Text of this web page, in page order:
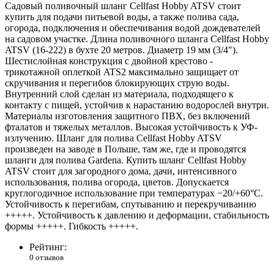
Садовый поливочный шланг Cellfast Hobby ATSV стоит
купить для подачи питьевой воды, а также полива сада,
огорода, подключения и обеспечивания водой дождевателей
на садовом участке. Длина поливочного шланга Cellfast Hobby
ATSV (16-222) в бухте 20 метров. Диаметр 19 мм (3/4").
Шестислойная конструкция с двойной крестово -
трикотажной оплеткой ATS2 максимально защищает от
скручивания и перегибов блокирующих струю воды.
Внутренний слой сделан из материала, подходящего к
контакту с пищей, устойчив к нарастанию водорослей внутри.
Материалы изготовления защитного ПВХ, без включений
фталатов и тяжелых металлов. Высокая устойчивость к УФ-
излучению. Шланг для полива Cellfast Hobby ATSV
произведен на заводе в Польше, там же, где и проводятся
шланги для полива Gardena. Купить шланг Cellfast Hobby
ATSV стоит для загородного дома, дачи, интенсивного
использования, полива огорода, цветов. Допускается
круглогодичное использование при температурах −20/+60°C.
Устойчивость к перегибам, спутыванию и перекручиванию
+++++. Устойчивость к давлению и деформации, стабильность
формы +++++. Гибкость +++++.
Рейтинг:
0 отзывов